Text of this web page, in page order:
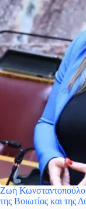
Ζωή
της Βοιωτίας και της